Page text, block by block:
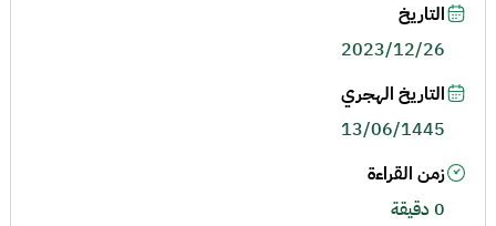
التاريخ
2023/12/26
التاريخ الهجري
13/06/1445
زمن القراءة
0 دقيقة